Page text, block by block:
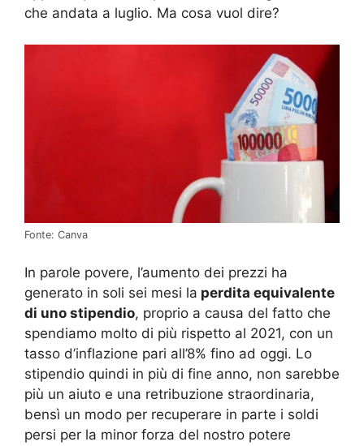
che andata a luglio. Ma cosa vuol dire?
Fonte: Canva
In parole povere, l’aumento dei prezzi ha
generato in soli sei mesi la perdita equivalente
di uno stipendio, proprio a causa del fatto che
spendiamo molto di più rispetto al 2021, con un
tasso d’inflazione pari all’8% fino ad oggi. Lo
stipendio quindi in più di fine anno, non sarebbe
più un aiuto e una retribuzione straordinaria,
bensì un modo per recuperare in parte i soldi
persi per la minor forza del nostro potere